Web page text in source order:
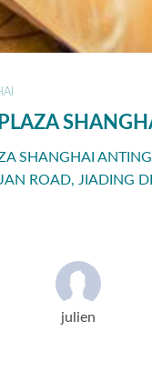
SHANGHAI
ROAD, JIADING
julien